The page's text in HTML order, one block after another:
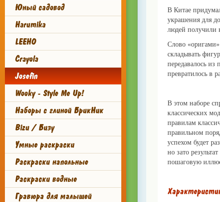
Юный садовод
Harumika
LEEHO
Crayola
Josefin
Wooky - Style Me Up!
Наборы с глиной БрикНик
Bizu / Бизу
Умные раскраски
Раскраски напольные
Раскраски водные
Гравюра для малышей
В Китае
украшения для
людей получили
Слово
складывать
передавалось
превратилось в
В этом наборе
классических
правилам
правильном
успехом будет
но зато
пошаговую